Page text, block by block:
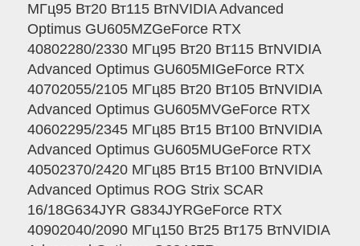
МГц95 Вт20 Вт115 ВтNVIDIA Advanced
Optimus GU605MZGeForce RTX
40802280/2330 МГц95 Вт20 Вт115 ВтNVIDIA
Advanced Optimus GU605MIGeForce RTX
40702055/2105 МГц85 Вт20 Вт105 ВтNVIDIA
Advanced Optimus GU605MVGeForce RTX
40602295/2345 МГц85 Вт15 Вт100 ВтNVIDIA
Advanced Optimus GU605MUGeForce RTX
40502370/2420 МГц85 Вт15 Вт100 ВтNVIDIA
Advanced Optimus ROG Strix SCAR
16/18G634JYR G834JYRGeForce RTX
40902040/2090 МГц150 Вт25 Вт175 ВтNVIDIA